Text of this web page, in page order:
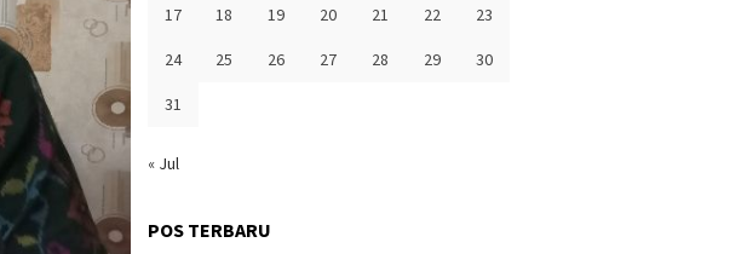
17 18 19 20 21 22 23
24 25 26 27 28 29 30
31
« Jul
POS TERBARU